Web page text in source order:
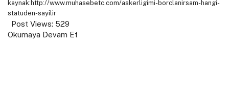
kaynak:http://www.muhasebetc.com/askerligimi-borclanirsam-hangi-
statuden-sayilir
Post Views: 529
Okumaya Devam Et